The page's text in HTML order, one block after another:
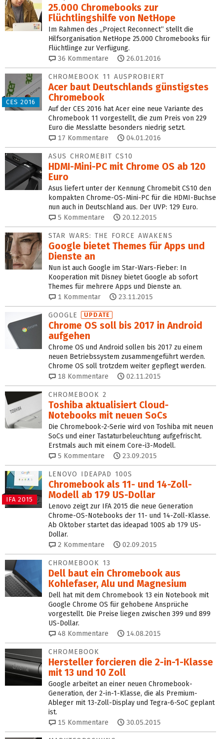
25.000 Chromebooks zur
Flüchtlingshilfe von NetHope
Im Rahmen des „Project Reconnect“ stellt die
Hilfsorganisation NetHope 25.000 Chromebooks für
Flüchtlinge zur Verfügung.
36 Kommentare 26.01.2016
CES 2016
CHROMEBOOK 11 AUSPROBIERT
Acer baut Deutschlands günstigstes
Chromebook
Auf der CES 2016 hat Acer eine neue Variante des
Chromebook 11 vorgestellt, die zum Preis von 229
Euro die Messlatte besonders niedrig setzt.
17 Kommentare 04.01.2016
ASUS CHROMEBIT CS10
HDMI-Mini-PC mit Chrome OS ab 120
Euro
Asus liefert unter der Kennung Chromebit CS10 den
kompakten Chrome-OS-Mini-PC für die HDMI-Buchse
nun auch in Deutschland aus. Der UVP: 129 Euro.
5 Kommentare 20.12.2015
STAR WARS: THE FORCE AWAKENS
Google bietet Themes für Apps und
Dienste an
Nun ist auch Google im Star-Wars-Fieber: In
Kooperation mit Disney bietet Google ab sofort
Themes für mehrere Apps und Dienste an.
1 Kommentar 23.11.2015
GOOGLE UPDATE
Chrome OS soll bis 2017 in Android
aufgehen
Chrome OS und Android sollen bis 2017 zu einem
neuen Betriebssystem zusammengeführt werden.
Chrome OS soll trotzdem weiter gepflegt werden.
18 Kommentare 02.11.2015
CHROMEBOOK 2
Toshiba aktualisiert Cloud-
Notebooks mit neuen SoCs
Die Chromebook-2-Serie wird von Toshiba mit neuen
SoCs und einer Tastaturbeleuchtung aufgefrischt.
Erstmals auch mit einem Core-i3-Modell.
5 Kommentare 23.09.2015
IFA 2015
LENOVO IDEAPAD 100S
Chromebook als 11- und 14-Zoll-
Modell ab 179 US-Dollar
Lenovo zeigt zur IFA 2015 die neue Generation
Chrome-OS-Notebooks der 11- und 14-Zoll-Klasse.
Ab Oktober startet das ideapad 100S ab 179 US-
Dollar.
2 Kommentare 02.09.2015
CHROMEBOOK 13
Dell baut ein Chromebook aus
Kohlefaser, Alu und Magnesium
Dell hat mit dem Chromebook 13 ein Notebook mit
Google Chrome OS für gehobene Ansprüche
vorgestellt. Die Preise liegen zwischen 399 und 899
US-Dollar.
48 Kommentare 14.08.2015
CHROMEBOOK
Hersteller forcieren die 2-in-1-Klasse
mit 13 und 10 Zoll
Google arbeitet an einer neuen Chromebook-
Generation, der 2-in-1-Klasse, die als Premium-
Ableger mit 13-Zoll-Display und Tegra-6-SoC geplant
ist.
15 Kommentare 30.05.2015